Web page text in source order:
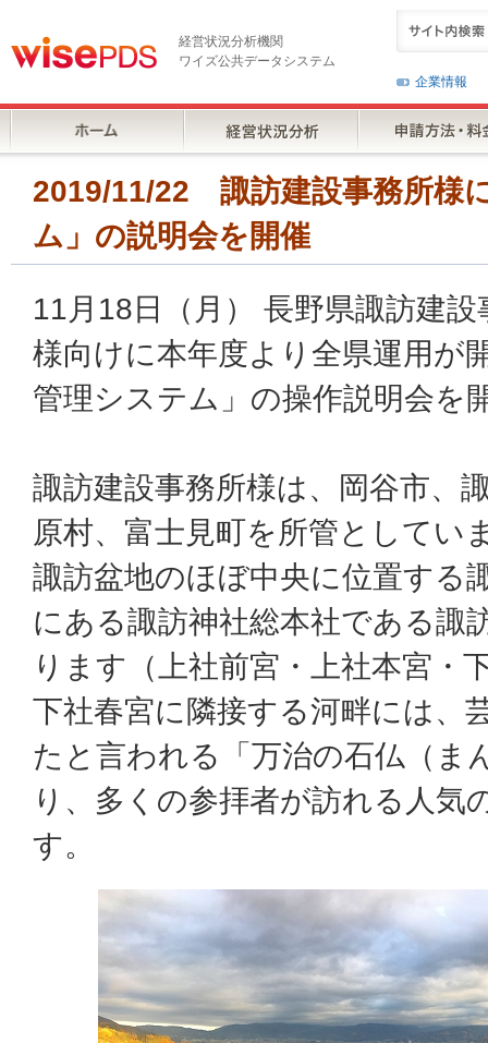
経営状況分析機関
ワイズ公共データシステム
企業情報
2019/11/22 諏訪建設事務所様
ム」の説明会を開催
11月18日（月） 長野県諏訪建
様向けに本年度より全県運用が
管理システム」の操作説明会を
諏訪建設事務所様は、岡谷市、
原村、富士見町を所管としてい
諏訪盆地のほぼ中央に位置する
にある諏訪神社総本社である諏
ります（上社前宮・上社本宮・
下社春宮に隣接する河畔には、
たと言われる「万治の石仏（ま
り、多くの参拝者が訪れる人気
す。